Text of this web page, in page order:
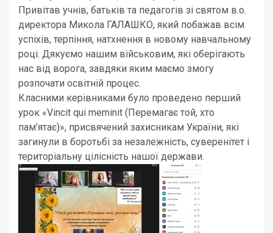
Привітав учнів, батьків та педагогів зі святом в.о.
директора Микола ГАЛАШКО, який побажав всім
успіхів, терпіння, натхнення в новому навчальному
році. Дякуємо нашим військовим, які оберігають
нас від ворога, завдяки яким маємо змогу
розпочати освітній процес.
Класними керівниками було проведено перший
урок «Vincit qui meminit (Перемагає той, хто
пам’ятає)», присвячений захисникам України, які
загинули в боротьбі за незалежність, суверенітет і
територіальну цілісність нашої держави.